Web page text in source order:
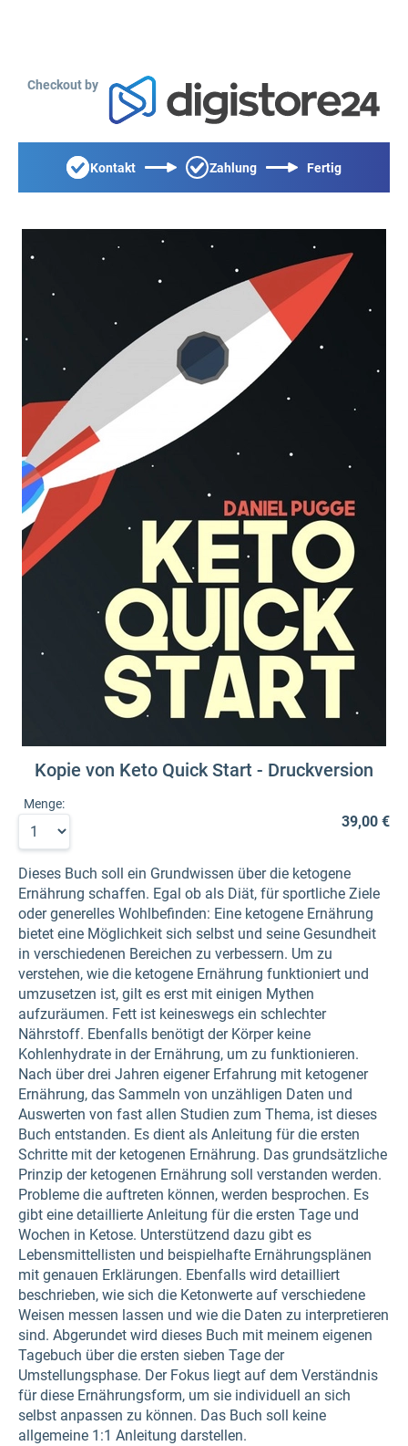
Checkout by
Kontakt Zahlung Fertig
Kopie von Keto Quick Start - Druckversion
Menge:
39,00 €
Dieses Buch soll ein Grundwissen über die ketogene
Ernährung schaffen. Egal ob als Diät, für sportliche Ziele
oder generelles Wohlbefinden: Eine ketogene Ernährung
bietet eine Möglichkeit sich selbst und seine Gesundheit
in verschiedenen Bereichen zu verbessern. Um zu
verstehen, wie die ketogene Ernährung funktioniert und
umzusetzen ist, gilt es erst mit einigen Mythen
aufzuräumen. Fett ist keineswegs ein schlechter
Nährstoff. Ebenfalls benötigt der Körper keine
Kohlenhydrate in der Ernährung, um zu funktionieren.
Nach über drei Jahren eigener Erfahrung mit ketogener
Ernährung, das Sammeln von unzähligen Daten und
Auswerten von fast allen Studien zum Thema, ist dieses
Buch entstanden. Es dient als Anleitung für die ersten
Schritte mit der ketogenen Ernährung. Das grundsätzliche
Prinzip der ketogenen Ernährung soll verstanden werden.
Probleme die auftreten können, werden besprochen. Es
gibt eine detaillierte Anleitung für die ersten Tage und
Wochen in Ketose. Unterstützend dazu gibt es
Lebensmittellisten und beispielhafte Ernährungsplänen
mit genauen Erklärungen. Ebenfalls wird detailliert
beschrieben, wie sich die Ketonwerte auf verschiedene
Weisen messen lassen und wie die Daten zu interpretieren
sind. Abgerundet wird dieses Buch mit meinem eigenen
Tagebuch über die ersten sieben Tage der
Umstellungsphase. Der Fokus liegt auf dem Verständnis
für diese Ernährungsform, um sie individuell an sich
selbst anpassen zu können. Das Buch soll keine
allgemeine 1:1 Anleitung darstellen.